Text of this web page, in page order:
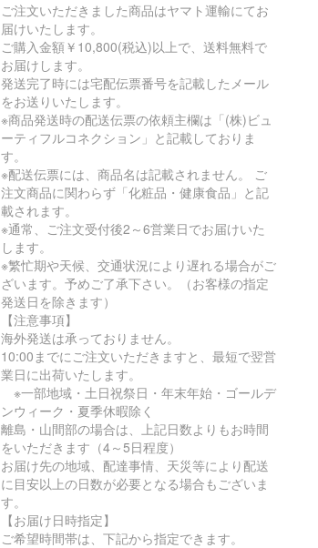
ご注文いただきました商品はヤマト運輸にてお
届けいたします。
ご購入金額￥10,800(税込)以上で、送料無料で
お届けします。
発送完了時には宅配伝票番号を記載したメール
をお送りいたします。
※商品発送時の配送伝票の依頼主欄は「(株)ビュ
ーティフルコネクション」と記載しておりま
す。
※配送伝票には、商品名は記載されません。 ご
注文商品に関わらず「化粧品・健康食品」と記
載されます。
※通常、ご注文受付後2～6営業日でお届けいた
します。
※繁忙期や天候、交通状況により遅れる場合がご
ざいます。予めご了承下さい。（お客様の指定
発送日を除きます）
【注意事項】
海外発送は承っておりません。
10:00までにご注文いただきますと、最短で翌営
業日に出荷いたします。
※一部地域・土日祝祭日・年末年始・ゴールデ
ンウィーク・夏季休暇除く
離島・山間部の場合は、上記日数よりもお時間
をいただきます（4～5日程度）
お届け先の地域、配達事情、天災等により配送
に目安以上の日数が必要となる場合もございま
す。
【お届け日時指定】
ご希望時間帯は、下記から指定できます。